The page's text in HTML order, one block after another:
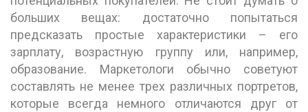
больших вещах: достаточно попытаться
предсказать простые характеристики – его
зарплату, возрастную группу или, например,
образование. Маркетологи обычно советуют
составлять не менее трех различных портретов,
которые всегда немного отличаются друг от